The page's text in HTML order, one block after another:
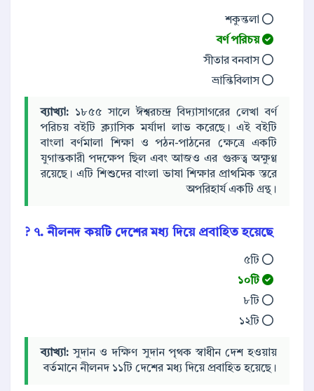
বর্ণ পরিচয়
সীতার বনবাস
ভ্রান্তিবিলাস
ব্যাখ্যা: ১৮৫৫ সালে ঈশ্বরচন্দ্র বিদ্যাসাগরের লেখা বর্ণ
পরিচয় বইটি ক্ল্যাসিক মর্যাদা লাভ করেছে। এই বইটি
বাংলা বর্ণমালা শিক্ষা ও পঠন-পাঠনের ক্ষেত্রে একটি
যুগান্তকারী পদক্ষেপ ছিল এবং আজও এর গুরুত্ব অক্ষুণ্ণ
রয়েছে। এটি শিশুদের বাংলা ভাষা শিক্ষার প্রাথমিক স্তরে
অপরিহার্য একটি গ্রন্থ।
৭. নীলনদ কয়টি দেশের মধ্য দিয়ে প্রবাহিত হয়েছে ?
১০টি
ব্যাখ্যা: সুদান ও দক্ষিণ সুদান পৃথক স্বাধীন দেশ হওয়ায়
বর্তমানে নীলনদ ১১টি দেশের মধ্য দিয়ে প্রবাহিত হয়েছে।